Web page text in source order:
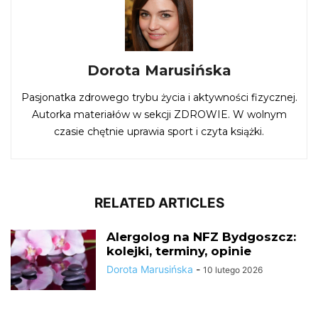
Dorota Marusińska
Pasjonatka zdrowego trybu życia i aktywności fizycznej.
Autorka materiałów w sekcji ZDROWIE. W wolnym
czasie chętnie uprawia sport i czyta książki.
RELATED ARTICLES
Alergolog na NFZ Bydgoszcz:
kolejki, terminy, opinie
Dorota Marusińska - 10 lutego 2026